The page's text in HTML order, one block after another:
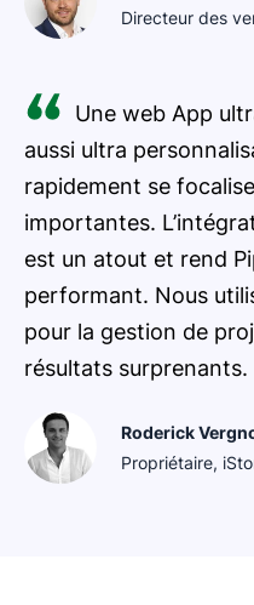
Directeur des
Une web App
aussi ultra
rapidement se
importantes.
est un atout et rend
performant. Nous
pour la gestion de
résultats surprenants.
Roderick
Propriétaire,